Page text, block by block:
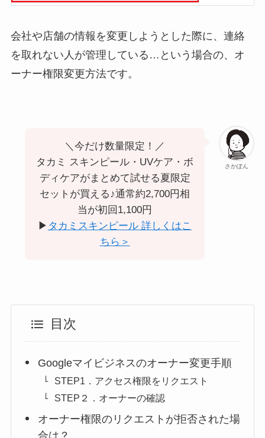
会社や店舗の情報を変更しようとした際に、連絡
を取れない人が管理している…という場合の、オ
ーナー権限変更方法です。
さかぽん
＼今だけ数量限定！／
タカミ スキンピール・UVケア・ボ
ディケアがまとめて試せる夏限定
セットが買える♪通常約2,700円相
当が初回1,100円
▶︎ タカミスキンピール 詳しくはこ
ちら＞
目次
Googleマイビジネスのオーナー変更手順
STEP1．アクセス権限をリクエスト
STEP２．オーナーの確認
オーナー権限のリクエストが拒否された場
合は？